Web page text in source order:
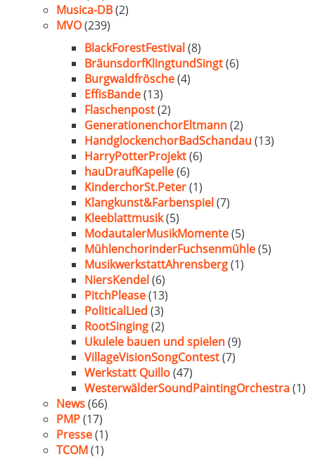
Musica-DB(2)
MVO(239)
BlackForestFestival(8)
BräunsdorfKlingtundSingt(6)
Burgwaldfrösche(4)
EffisBande(13)
Flaschenpost(2)
GenerationenchorEltmann(2)
HandglockenchorBadSchandau(13)
HarryPotterProjekt(6)
hauDraufKapelle(6)
KinderchorSt.Peter(1)
Klangkunst&Farbenspiel(7)
Kleeblattmusik(5)
ModautalerMusikMomente(5)
MühlenchorinderFuchsenmühle(5)
MusikwerkstattAhrensberg(1)
NiersKendel(6)
PitchPlease(13)
PoliticalLied (3)
RootSinging(2)
Ukulele bauen und spielen(9)
VillageVisionSongContest(7)
Werkstatt Quillo(47)
WesterwälderSoundPaintingOrchestra(1)
News(66)
PMP(17)
Presse(1)
TCOM(1)